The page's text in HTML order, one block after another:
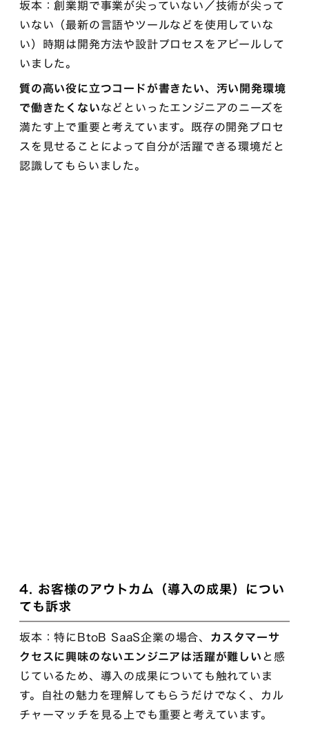
坂本：創業期で事業が尖っていない／技術が尖って
いない（最新の言語やツールなどを使用していな
い）時期は開発方法や設計プロセスをアピールして
いました。
質の高い役に立つコードが書きたい、汚い開発環境
で働きたくないなどといったエンジニアのニーズを
満たす上で重要と考えています。既存の開発プロセ
スを見せることによって自分が活躍できる環境だと
認識してもらいました。
4. お客様のアウトカム（導入の成果）につい
ても訴求
坂本：特にBtoB SaaS企業の場合、 カスタマーサ
クセスに興味のないエンジニアは活躍が難しいと感
じているため、導入の成果についても触れていま
す。自社の魅力を理解してもらうだけでなく、カル
チャーマッチを見る上でも重要と考えています。